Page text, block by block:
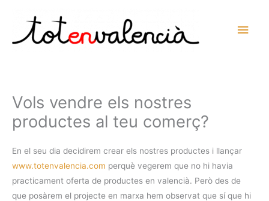
contingut
Vols vendre els nostres
productes al teu comerç?
En el seu dia decidirem crear els nostres productes i llançar
www.totenvalencia.com perquè vegerem que no hi havia
practicament oferta de productes en valencià. Però des de
que posàrem el projecte en marxa hem observat que sí que hi